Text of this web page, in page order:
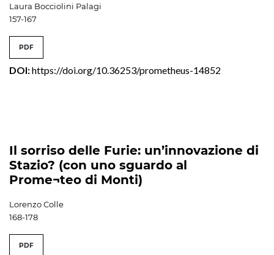
Laura Bocciolini Palagi
157-167
PDF
DOI:https://doi.org/10.36253/prometheus-14852
Il sorriso delle Furie: un’innovazione di
Stazio? (con uno sguardo al
Prome¬teo di Monti)
Lorenzo Colle
168-178
PDF